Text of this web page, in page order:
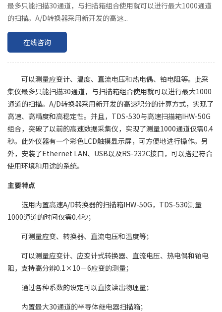
最多只能扫描30通道，与扫描箱组合使用就可以进行最大1000通道
的扫描。A/D转换器采用新开发的高速...
在线咨询
可以测量应变计、温度、直流电压和热电偶、铂电阻等。此采
集仪最多只能扫描30通道，与扫描箱组合使用就可以进行最大1000
通道的扫描。A/D转换器采用新开发的高速积分的计算方式，实现了
高速、高精度和高稳定性。并且，TDS-530与高速扫描箱IHW-50G
组合，突破了以前的高速数据采集仪，实现了测量1000通道仅需0.4
秒。此外仪器有一个彩色LCD触摸显示屏，可方便地进行操作。另
外，安装了Ethernet LAN、USB以及RS-232C接口，可以搭建符合
使用环境和用途的系统。
主要特点
选用内置高速A/D转换器的扫描箱IHW-50G，TDS-530测量
1000通道的时间仅需0.4秒；
可测量应变、转换器、直流电压和温度等；
可以测量应变计、应变计式转换器、直流电压、热电偶和铂电
阻，支持高分辨0.1×10－6应变的测量；
通过各种系数的设定可以直接读出物理量；
内置最大30通道的半导体继电器扫描箱；